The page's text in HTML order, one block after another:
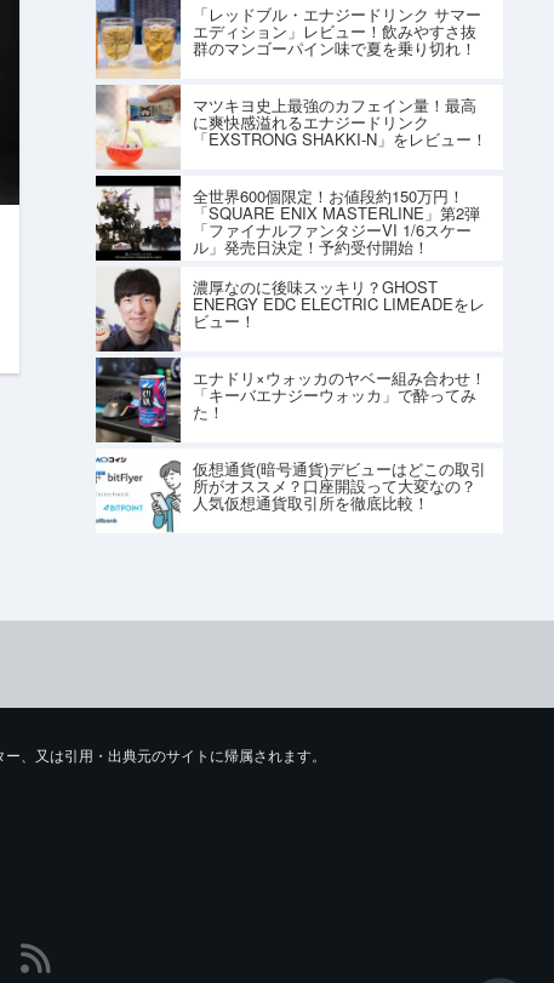
「レッドブル・エナジードリンク サマー
エディション」レビュー！飲みやすさ抜
群のマンゴーパイン味で夏を乗り切れ！
マツキヨ史上最強のカフェイン量！最高
に爽快感溢れるエナジードリンク
「EXSTRONG SHAKKI-N」をレビュー！
全世界600個限定！お値段約150万円！
「SQUARE ENIX MASTERLINE」第2弾
「ファイナルファンタジーVI 1/6スケー
ル」発売日決定！予約受付開始！
濃厚なのに後味スッキリ？GHOST
ENERGY EDC ELECTRIC LIMEADEをレ
ビュー！
エナドリ×ウォッカのヤベー組み合わせ！
「キーバエナジーウォッカ」で酔ってみ
た！
仮想通貨(暗号通貨)デビューはどこの取引
所がオススメ？口座開設って大変なの？
人気仮想通貨取引所を徹底比較！
、又は引用・出典元のサイトに帰属されます。